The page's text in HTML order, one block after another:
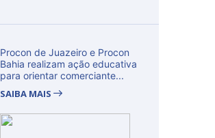
Procon de Juazeiro e Procon
Bahia realizam ação educativa
para orientar comerciante...
SAIBA MAIS